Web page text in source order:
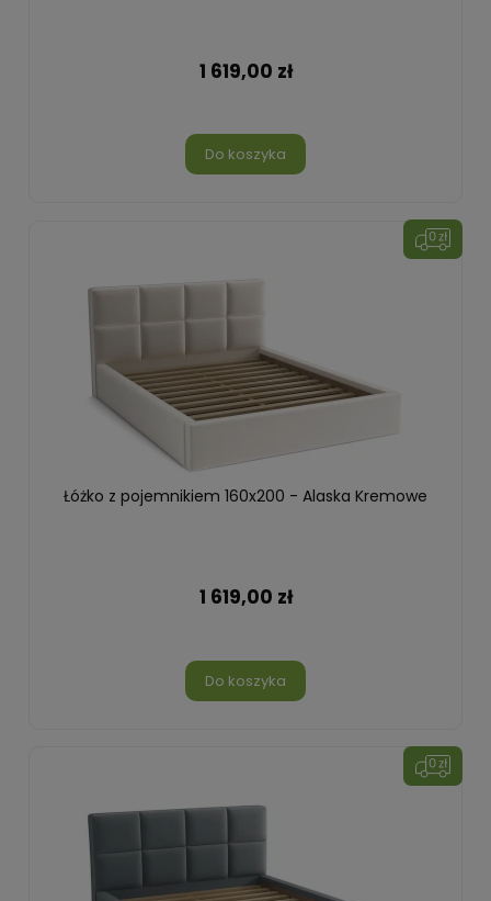
1 619,00 zł
Do koszyka
Łóżko z pojemnikiem 160x200 - Alaska Kremowe
1 619,00 zł
Do koszyka